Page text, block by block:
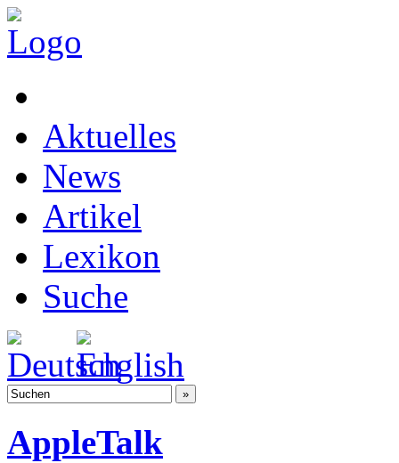
Aktuelles
News
Artikel
Lexikon
Suche
AppleTalk